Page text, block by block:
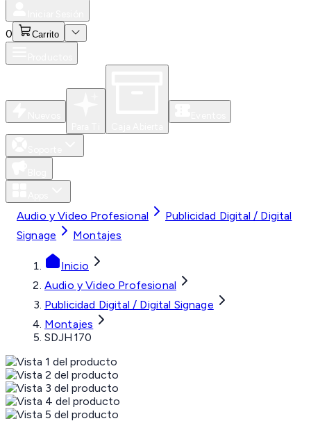
0 Carrito
Audio y Video Profesional
Publicidad Digital / Digital
Signage
Montajes
Inicio
Audio y Video Profesional
Publicidad Digital / Digital Signage
Montajes
SDJH170